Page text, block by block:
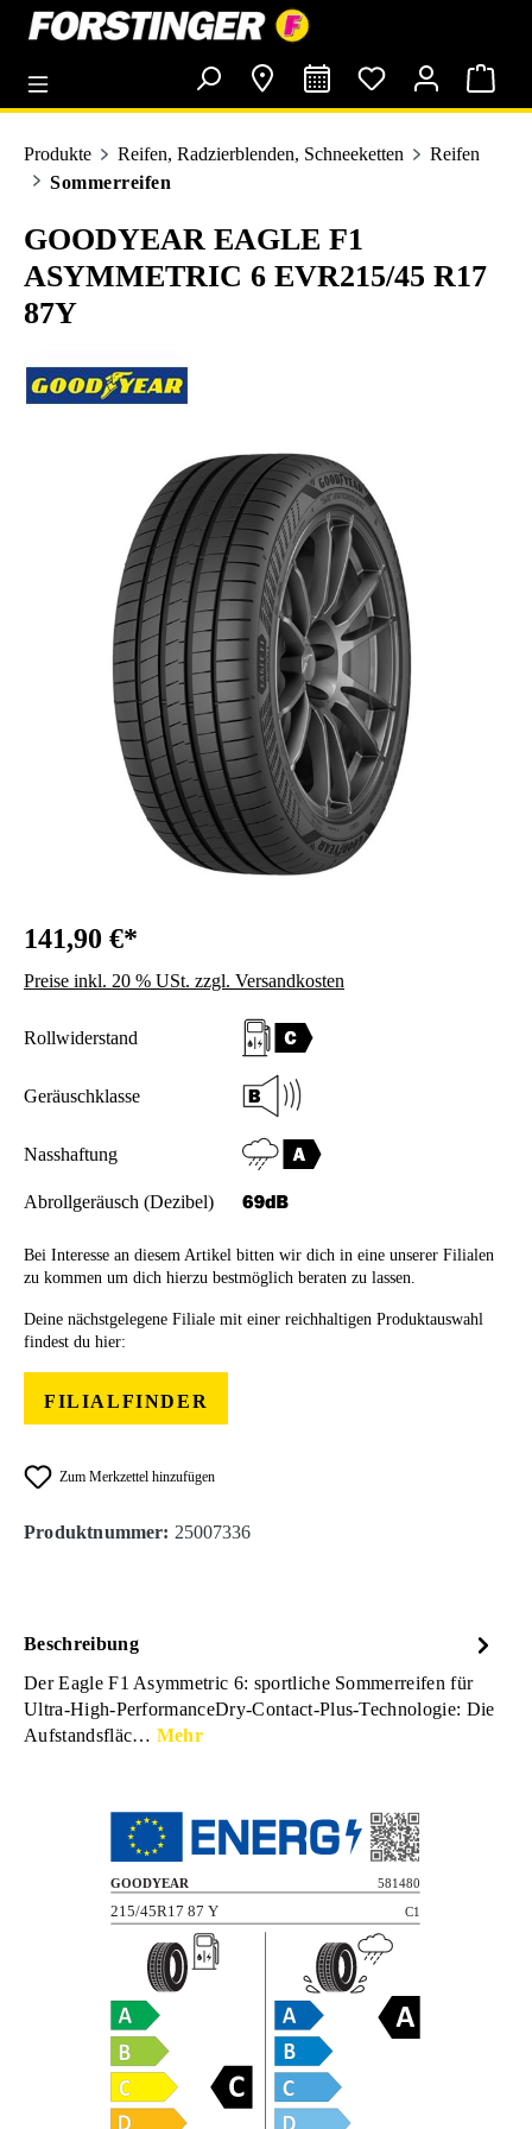
springen
Produkte Reifen, Radzierblenden, Schneeketten
Reifen
Sommerreifen
GOODYEAR EAGLE F1
ASYMMETRIC 6 EVR215/45 R17
87Y
Bildergalerie überspringen
141,90 €*
Preise inkl. 20 % USt. zzgl. Versandkosten
Rollwiderstand
Geräuschklasse
Nasshaftung
Abrollgeräusch (Dezibel)
Bei Interesse an diesem Artikel bitten wir dich in eine unserer Filialen
zu kommen um dich hierzu bestmöglich beraten zu lassen.
Deine nächstgelegene Filiale mit einer reichhaltigen Produktauswahl
findest du hier:
FILIALFINDER
Zum Merkzettel hinzufügen
Produktnummer: 25007336
Beschreibung
Der Eagle F1 Asymmetric 6: sportliche Sommerreifen für
Ultra-High-PerformanceDry-Contact-Plus-Technologie: Die
Aufstandsfläc… Mehr